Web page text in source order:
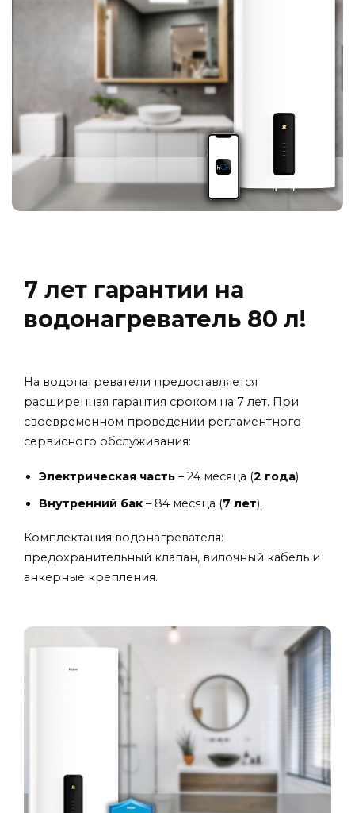
7 лет гарантии на
водонагреватель 80 л!
На водонагреватели предоставляется
расширенная гарантия сроком на 7 лет. При
своевременном проведении регламентного
сервисного обслуживания:
Электрическая часть– 24 месяца (2 года)
Внутренний бак– 84 месяца (7 лет).
Комплектация водонагревателя:
предохранительный клапан, вилочный кабель и
анкерные крепления.